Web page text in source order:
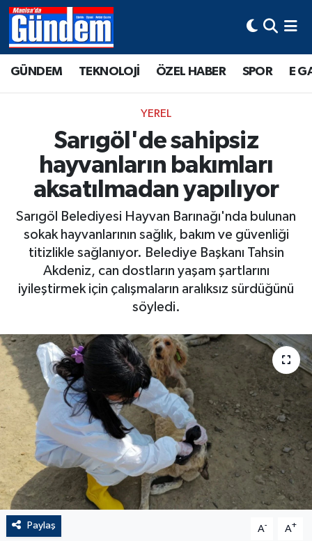
GÜNDEM TEKNOLOJİ ÖZEL HABER SPOR E
YEREL
Sarıgöl'de sahipsiz
hayvanların bakımları
aksatılmadan yapılıyor
Sarıgöl Belediyesi Hayvan Barınağı'nda bulunan
sokak hayvanlarının sağlık, bakım ve güvenliği
titizlikle sağlanıyor. Belediye Başkanı Tahsin
Akdeniz, can dostların yaşam şartlarını
iyileştirmek için çalışmaların aralıksız sürdüğünü
söyledi.
Paylaş A- A+
Manisa Hava Durumu
Tüm Manşetler
Son Dakika Haberleri
Haber Arşivi